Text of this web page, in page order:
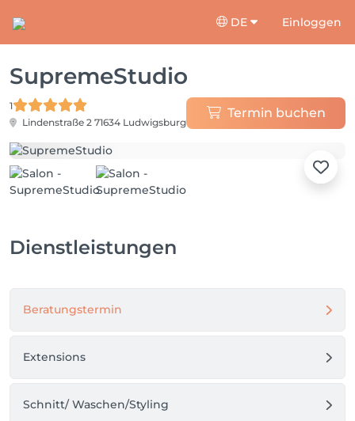
DE Einloggen
SupremeStudio
1
Lindenstraße 2 71634 Ludwigsburg
Termin buchen
Dienstleistungen
Beratungstermin
Extensions
Schnitt/ Waschen/Styling